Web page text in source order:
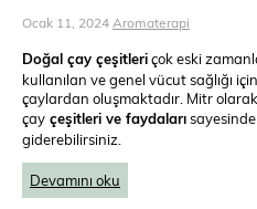
Ocak 11, 2024 Aromaterapi
Doğal çay çeşitleriçok eski
kullanılan ve genel vücut sağlığı
çaylardan oluşmaktadır. Mitr
çay çeşitleri ve faydalarısayesinde
giderebilirsiniz.
Devamını oku